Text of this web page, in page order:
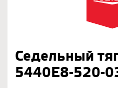
Седельный
5440Е8-520-